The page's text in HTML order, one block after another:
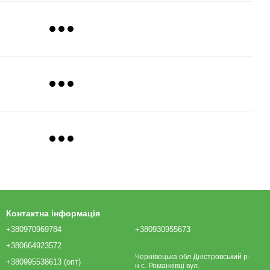
Контактна інформація
+380970969784
+380664923572
+380995538613 (опт)
+380930955673
Чернівецька обл Дністровський р-
н с. Романківці вул.